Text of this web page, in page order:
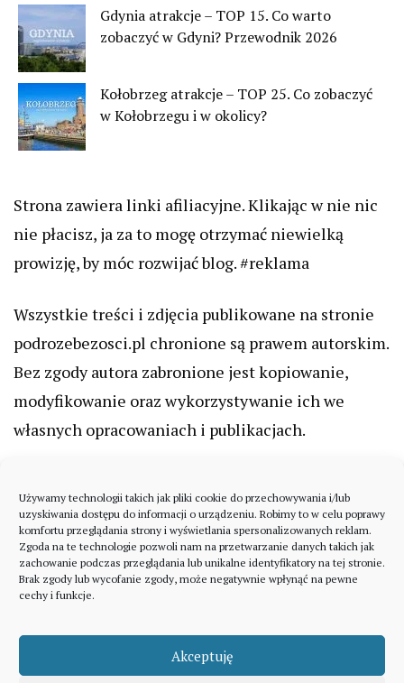
Używamy technologii takich jak pliki cookie do przechowywania i/lub
uzyskiwania dostępu do informacji o urządzeniu. Robimy to w celu poprawy
komfortu przeglądania strony i wyświetlania spersonalizowanych reklam.
Zgoda na te technologie pozwoli nam na przetwarzanie danych takich jak
zachowanie podczas przeglądania lub unikalne identyfikatory na tej stronie.
Brak zgody lub wycofanie zgody, może negatywnie wpłynąć na pewne
cechy i funkcje.
Akceptuję
Gdynia atrakcje – TOP 15. Co warto
zobaczyć w Gdyni? Przewodnik 2026
Kołobrzeg atrakcje – TOP 25. Co zobaczyć
w Kołobrzegu i w okolicy?
Strona zawiera linki afiliacyjne. Klikając w nie nic
nie płacisz, ja za to mogę otrzymać niewielką
prowizję, by móc rozwijać blog. #reklama
Wszystkie treści i zdjęcia publikowane na stronie
podrozebezosci.pl chronione są prawem autorskim.
Bez zgody autora zabronione jest kopiowanie,
modyfikowanie oraz wykorzystywanie ich we
własnych opracowaniach i publikacjach.